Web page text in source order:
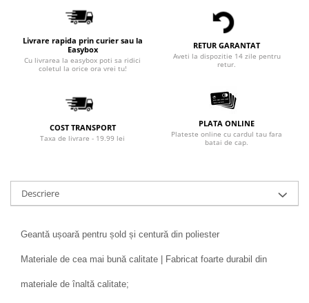
Livrare rapida prin curier sau la
Easybox
Cu livrarea la easybox poti sa ridici
coletul la orice ora vrei tu!
RETUR GARANTAT
Aveti la dispozitie 14 zile pentru
retur.
COST TRANSPORT
Taxa de livrare - 19.99 lei
PLATA ONLINE
Plateste online cu cardul tau fara
batai de cap.
Descriere
Geantă ușoară pentru șold și centură din poliester
Materiale de cea mai bună calitate | Fabricat foarte durabil din
materiale de înaltă calitate;